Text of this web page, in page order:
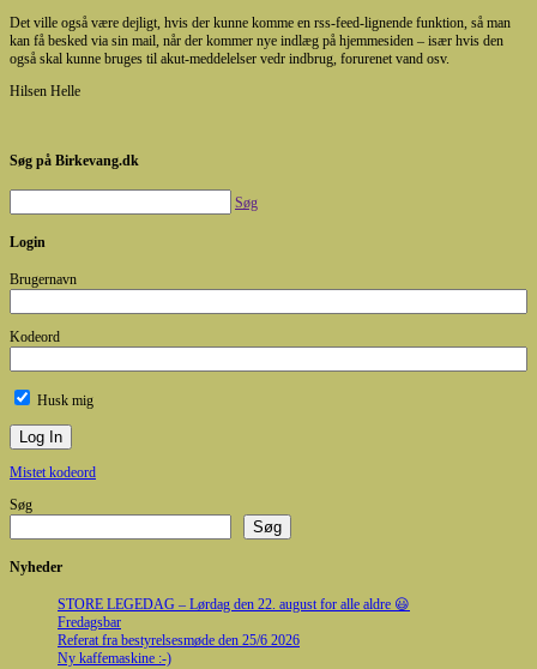
Det ville også være dejligt, hvis der kunne komme en rss-feed-lignende funktion, så man
kan få besked via sin mail, når der kommer nye indlæg på hjemmesiden – især hvis den
også skal kunne bruges til akut-meddelelser vedr indbrug, forurenet vand osv.
Hilsen Helle
Søg på Birkevang.dk
Søg
Login
Brugernavn
Kodeord
Husk mig
Mistet kodeord
Søg
Søg
Nyheder
STORE LEGEDAG – Lørdag den 22. august for alle aldre 😃
Fredagsbar
Referat fra bestyrelsesmøde den 25/6 2026
Ny kaffemaskine :-)